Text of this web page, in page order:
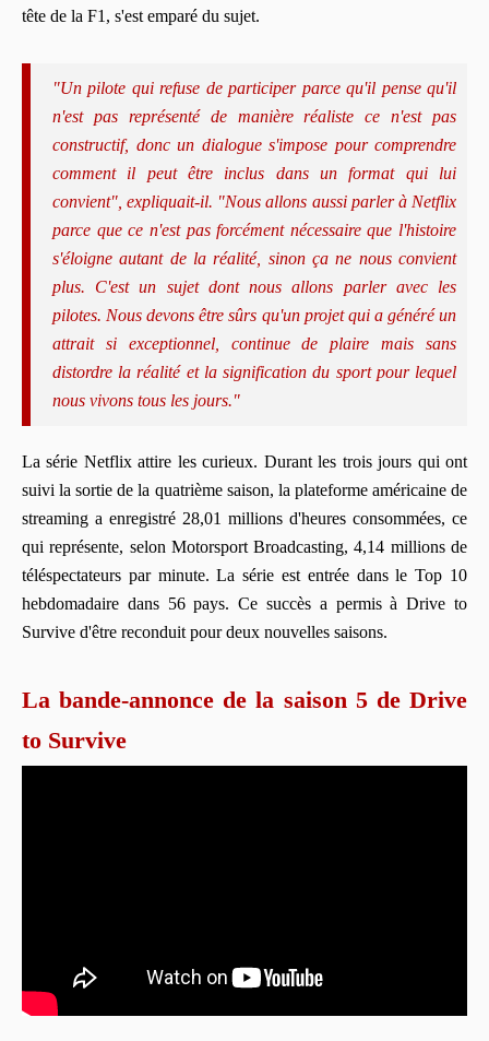
tête de la F1, s'est emparé du sujet.
"Un pilote qui refuse de participer parce qu'il pense qu'il
n'est pas représenté de manière réaliste ce n'est pas
constructif, donc un dialogue s'impose pour comprendre
comment il peut être inclus dans un format qui lui
convient", expliquait-il. "Nous allons aussi parler à Netflix
parce que ce n'est pas forcément nécessaire que l'histoire
s'éloigne autant de la réalité, sinon ça ne nous convient
plus. C'est un sujet dont nous allons parler avec les
pilotes. Nous devons être sûrs qu'un projet qui a généré un
attrait si exceptionnel, continue de plaire mais sans
distordre la réalité et la signification du sport pour lequel
nous vivons tous les jours."
La série Netflix attire les curieux. Durant les trois jours qui ont
suivi la sortie de la quatrième saison, la plateforme américaine de
streaming a enregistré 28,01 millions d'heures consommées, ce
qui représente, selon Motorsport Broadcasting, 4,14 millions de
téléspectateurs par minute. La série est entrée dans le Top 10
hebdomadaire dans 56 pays. Ce succès a permis à Drive to
Survive d'être reconduit pour deux nouvelles saisons.
La bande-annonce de la saison 5 de Drive
to Survive